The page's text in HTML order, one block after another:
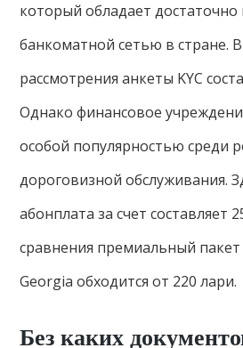
который обладает
банкоматной сетью в стране.
рассмотрения анкеты KYC
Однако финансовое
особой популярностью среди
дороговизной обслуживания.
абонплата за счет составляет
сравнения премиальный пакет
Georgia обходится от 220 лари.
Без каких